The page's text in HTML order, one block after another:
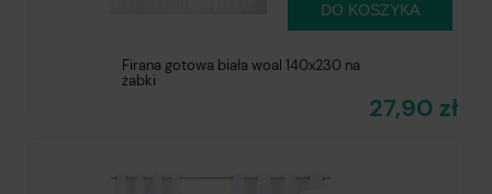
Firana gotowa biała woal 140x230 na
żabki
27,90 zł
DO KOSZYKA